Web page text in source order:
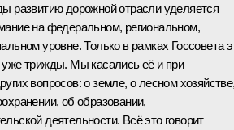
развитию дорожной отрасли уделяется
на федеральном, региональном,
уровне. Только в рамках Госсовета
уже трижды. Мы касались её и при
вопросов: о земле, о лесном
об образовании,
деятельности. Всё это говорит